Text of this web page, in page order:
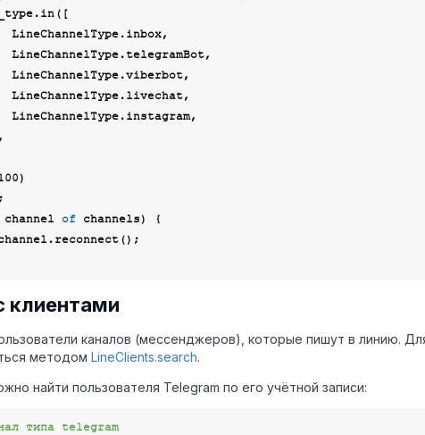
)
of channels) {
клиентами
каналов (мессенджеров), которые пишут в линию.
методом LineClients.search.
найти пользователя Telegram по его учётной записи:
типа telegram